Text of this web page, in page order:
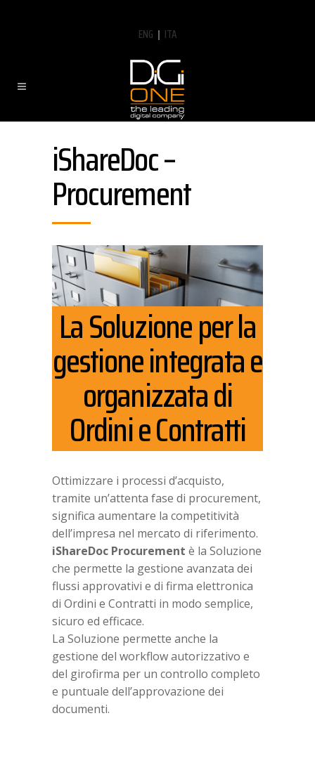
ENG | ITA
iShareDoc –
Procurement
La Soluzione per la
gestione integrata e
organizzata di
Ordini e Contratti
Ottimizzare i processi d’acquisto,
tramite un’attenta fase di procurement,
significa aumentare la competitività
dell’impresa nel mercato di riferimento.
iShareDoc Procurement è la Soluzione
che permette la gestione avanzata dei
flussi approvativi e di firma elettronica
di Ordini e Contratti in modo semplice,
sicuro ed efficace.
La Soluzione permette anche la
gestione del workflow autorizzativo e
del girofirma per un controllo completo
e puntuale dell’approvazione dei
documenti.